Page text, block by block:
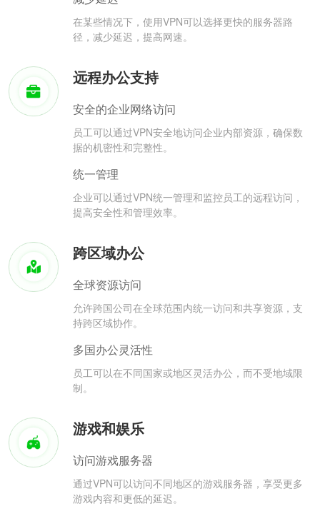
在某些情况下，使用VPN可以选择更快的服务器路
径，减少延迟，提高网速。
远程办公支持
安全的企业网络访问
员工可以通过VPN安全地访问企业内部资源，确保数
据的机密性和完整性。
统一管理
企业可以通过VPN统一管理和监控员工的远程访问，
提高安全性和管理效率。
跨区域办公
全球资源访问
允许跨国公司在全球范围内统一访问和共享资源，支
持跨区域协作。
多国办公灵活性
员工可以在不同国家或地区灵活办公，而不受地域限
制。
游戏和娱乐
访问游戏服务器
通过VPN可以访问不同地区的游戏服务器，享受更多
游戏内容和更低的延迟。